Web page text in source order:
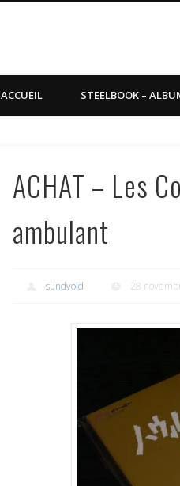
ACCUEIL STEELBOOK –
ACHAT – Les
ambulant
sundvold 28